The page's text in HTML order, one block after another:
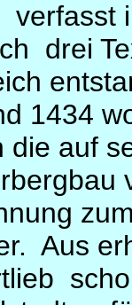
verfasst
drei
1434
die auf
Aus